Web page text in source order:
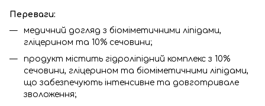
Переваги:
медичний догляд з біоміметичними ліпідами,
гліцерином та 10% сечовини;
продукт містить гідроліпідний комплекс з 10%
сечовини, гліцерином та біоміметичними ліпідами,
що забезпечують інтенсивне та довготривале
зволоження;